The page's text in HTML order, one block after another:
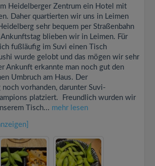
Heidelberger Zentrum ein Hotel mit
Daher quartierten wir uns in Leimen
sehr bequem per Straßenbahn
blieben wir in Leimen. Für
fußläufig im Suvi einen Tisch
wurde gelobt und das mögen wir sehr
Ankunft erkannte man noch gut den
Umbruch am Haus. Der
noch vorhanden, darunter Suvi-
platziert. Freundlich wurden wir
Tisch... mehr lesen